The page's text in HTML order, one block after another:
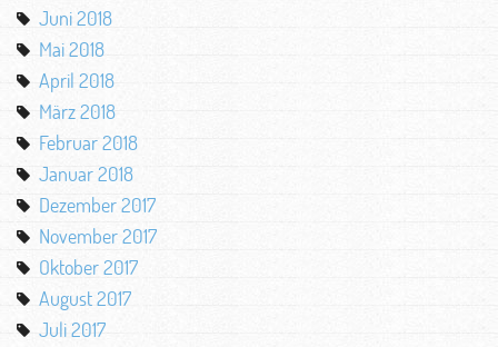
Juni 2018
Mai 2018
April 2018
März 2018
Februar 2018
Januar 2018
Dezember 2017
November 2017
Oktober 2017
August 2017
Juli 2017